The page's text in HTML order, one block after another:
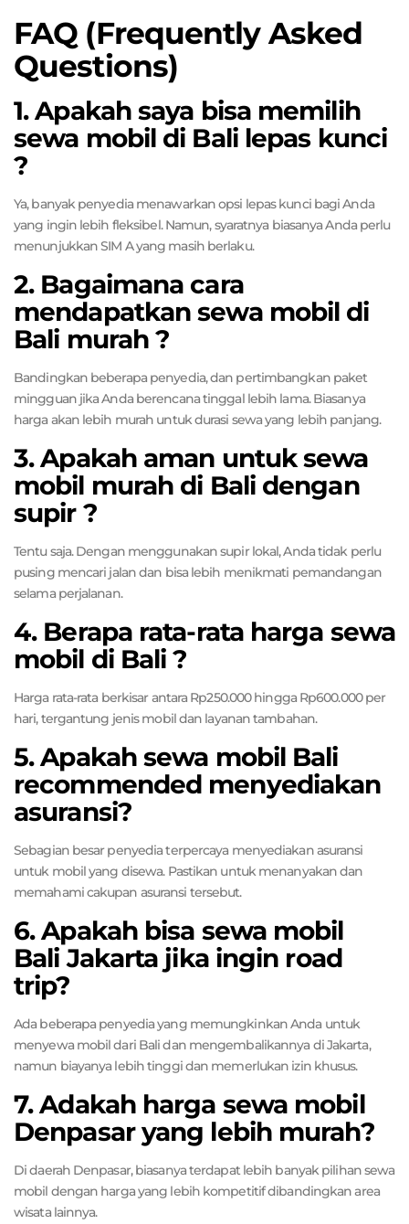
FAQ (Frequently Asked
Questions)
1. Apakah saya bisa memilih
sewa mobil di Bali lepas kunci
?
Ya, banyak penyedia menawarkan opsi lepas kunci bagi Anda
yang ingin lebih fleksibel. Namun, syaratnya biasanya Anda perlu
menunjukkan SIM A yang masih berlaku.
2. Bagaimana cara
mendapatkan sewa mobil di
Bali murah ?
Bandingkan beberapa penyedia, dan pertimbangkan paket
mingguan jika Anda berencana tinggal lebih lama. Biasanya
harga akan lebih murah untuk durasi sewa yang lebih panjang.
3. Apakah aman untuk sewa
mobil murah di Bali dengan
supir ?
Tentu saja. Dengan menggunakan supir lokal, Anda tidak perlu
pusing mencari jalan dan bisa lebih menikmati pemandangan
selama perjalanan.
4. Berapa rata-rata harga sewa
mobil di Bali ?
Harga rata-rata berkisar antara Rp250.000 hingga Rp600.000 per
hari, tergantung jenis mobil dan layanan tambahan.
5. Apakah sewa mobil Bali
recommended menyediakan
asuransi?
Sebagian besar penyedia terpercaya menyediakan asuransi
untuk mobil yang disewa. Pastikan untuk menanyakan dan
memahami cakupan asuransi tersebut.
6. Apakah bisa sewa mobil
Bali Jakarta jika ingin road
trip?
Ada beberapa penyedia yang memungkinkan Anda untuk
menyewa mobil dari Bali dan mengembalikannya di Jakarta,
namun biayanya lebih tinggi dan memerlukan izin khusus.
7. Adakah harga sewa mobil
Denpasar yang lebih murah?
Di daerah Denpasar, biasanya terdapat lebih banyak pilihan sewa
mobil dengan harga yang lebih kompetitif dibandingkan area
wisata lainnya.